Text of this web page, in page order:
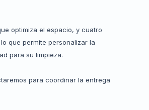
optimiza el espacio, y cuatro
que permite personalizar la
para su limpieza.
para coordinar la entrega